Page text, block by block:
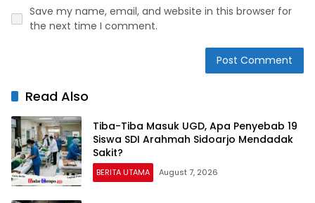
Save my name, email, and website in this browser for
the next time I comment.
Read Also
Tiba-Tiba Masuk UGD, Apa Penyebab 19
Siswa SDI Arahmah Sidoarjo Mendadak
Sakit?
BERITA UTAMA August 7, 2026